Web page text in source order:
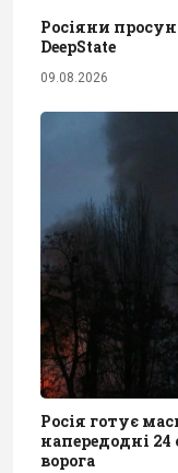
Росіяни
DeepState
09.08.2026
Росія готує
напередодні 24
ворога